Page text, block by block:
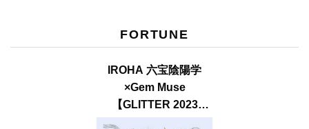
FORTUNE
IROHA 六宝陰陽学
×Gem Muse
【GLITTER 2023
SUMMER issue】